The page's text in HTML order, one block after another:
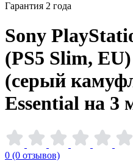
Гарантия 2 года
Sony
(PS5 Slim,
(серый
Essential на 3
0 (0 отзывов)